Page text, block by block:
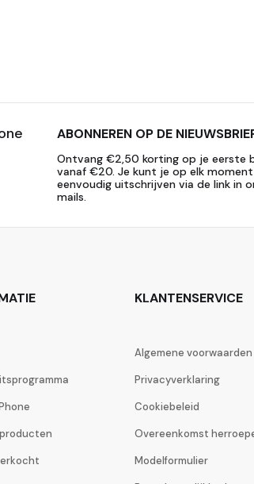
ABONNEREN OP DE
Ontvang €2,50 korting op je eerste
vanaf €20. Je kunt je op elk moment
eenvoudig uitschrijven via de link in
mails.
KLANTENSERVICE
Algemene voorwaarden
Privacyverklaring
Cookiebeleid
Overeenkomst
Modelformulier